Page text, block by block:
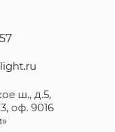
ш., д.5,
оф. 9016